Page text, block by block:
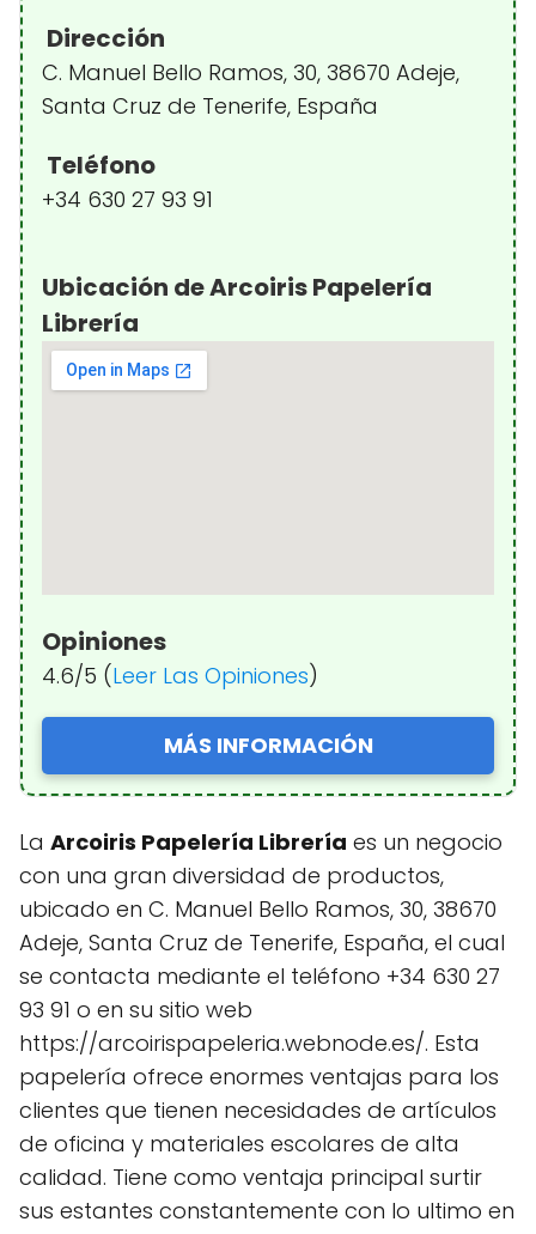
Dirección
C. Manuel Bello Ramos, 30, 38670 Adeje,
Santa Cruz de Tenerife, España
Teléfono
+34 630 27 93 91
Ubicación de Arcoiris Papelería
Librería
Opiniones
4.6/5 (Leer Las Opiniones)
MÁS INFORMACIÓN
La Arcoiris Papelería Librería es un negocio
con una gran diversidad de productos,
ubicado en C. Manuel Bello Ramos, 30, 38670
Adeje, Santa Cruz de Tenerife, España, el cual
se contacta mediante el teléfono +34 630 27
93 91 o en su sitio web
https://arcoirispapeleria.webnode.es/. Esta
papelería ofrece enormes ventajas para los
clientes que tienen necesidades de artículos
de oficina y materiales escolares de alta
calidad. Tiene como ventaja principal surtir
sus estantes constantemente con lo ultimo en